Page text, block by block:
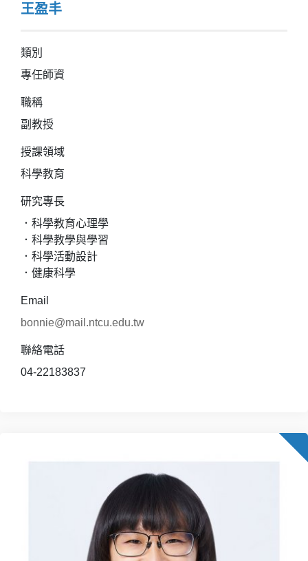
王盈丰
類別
專任師資
職稱
副教授
授課領域
科學教育
研究專長
．科學教育心理學
．科學教學與學習
．科學活動設計
．健康科學
Email
bonnie@mail.ntcu.edu.tw
聯絡電話
04-22183837